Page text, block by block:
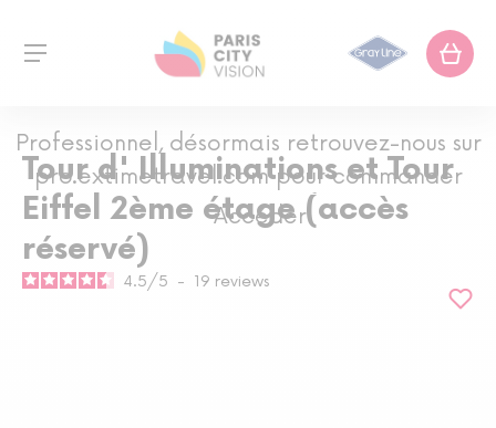
Professionnel, désormais retrouvez-nous sur
pro.extimetravel.com pour commander
Accéder
Tour d' Illuminations et Tour
Eiffel 2ème étage (accès
réservé)
4.5/5 - 19 reviews